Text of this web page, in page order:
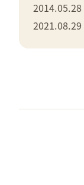
2014.05.28
2021.08.29